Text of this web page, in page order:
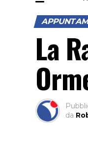
La
da